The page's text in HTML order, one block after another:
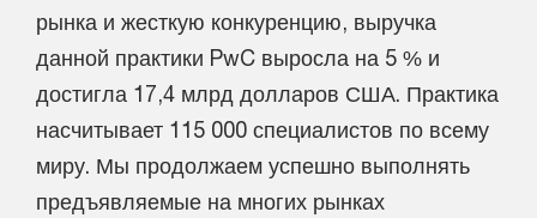
рынка и жесткую конкуренцию, выручка
данной практики PwC выросла на 5 % и
достигла 17,4 млрд долларов США. Практика
насчитывает 115 000 специалистов по всему
миру. Мы продолжаем успешно выполнять
предъявляемые на многих рынках